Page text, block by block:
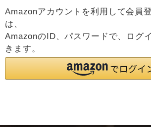
Amazonアカウントを利用して会員
は、
AmazonのID、パスワードで、ログ
きます。